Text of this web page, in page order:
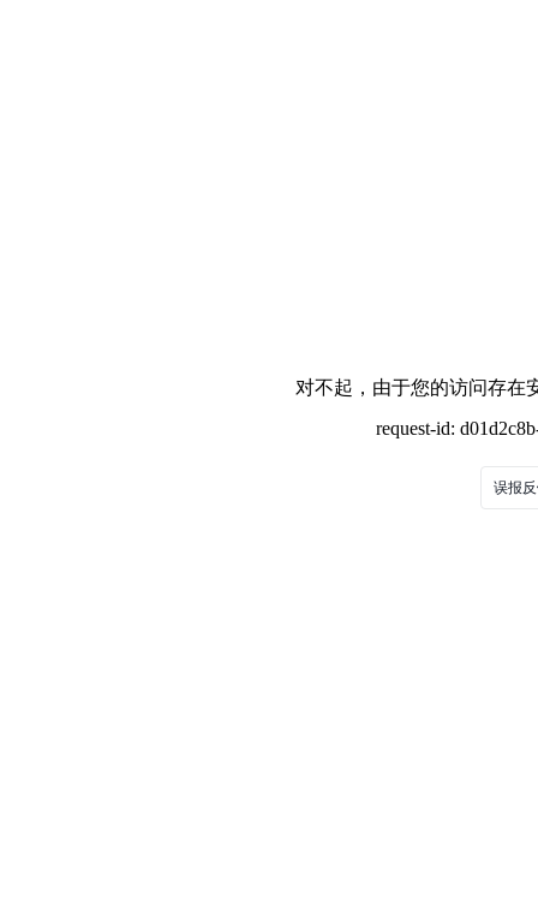
对不起，由于您的访问存在
request-id:
误报